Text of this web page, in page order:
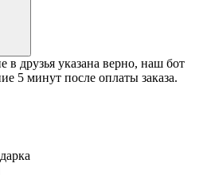
в друзья указана верно, наш бот
5 минут после оплаты заказа.